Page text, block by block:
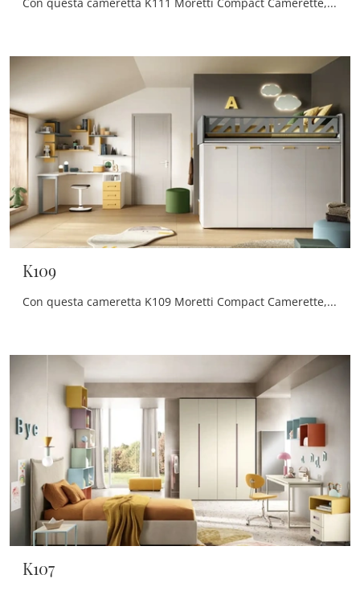
K109
Con questa cameretta K109 Moretti Compact Camerette, tra le soluzioni a soppalco, potrai arredare stanze moderne per bambine.
K107